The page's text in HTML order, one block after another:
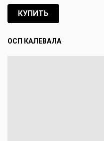
КУПИТЬ
ОСП КАЛЕВАЛА